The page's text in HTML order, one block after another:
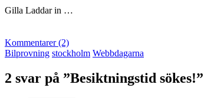
Gilla Laddar in …
Kommentarer (2)
Bilprovning stockholm Webbdagarna
2 svar på ”Besiktningstid sökes!”